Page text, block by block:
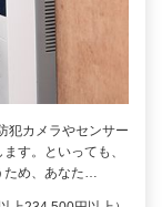
犯カメラやセンサー
す。といっても、
め、あなた…